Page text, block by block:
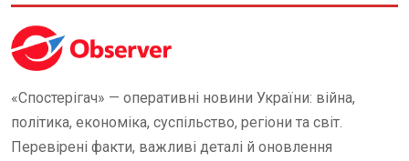
«Спостерігач» — оперативні новини України: війна,
політика, економіка, суспільство, регіони та світ.
Перевірені факти, важливі деталі й оновлення